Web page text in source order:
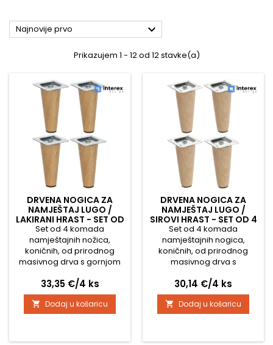
Najnovije prvo 
Prikazujem 1 - 12 od 12 stavke(a)
DRVENA NOGICA ZA
NAMJEŠTAJ LUGO /
LAKIRANI HRAST - SET OD
4 KOMADA
Set od 4 komada
namještajnih nožica,
koničnih, od prirodnog
masivnog drva s gornjom
donjom dimenzijom od 25
mm Dimenzija gornje
pločice za pričvršćivanje je
45 x 45 mm Nožica je
nije ju potrebno dodatno
Cijena
33,35 €/4 ks
 Dodaj u košaricu
DRVENA NOGICA ZA
NAMJEŠTAJ LUGO /
SIROVI HRAST - SET OD 4
KOMADA
Set od 4 komada
namještajnih nogica,
koničnih, od prirodnog
masivnog drva s
dijelu 45 mm i donjem
dijelu 25 mm Dimenzija
gornje pločice za
pričvršćivanje je 45 x 45
površinske obrade, stoga
Cijena
30,14 €/4 ks
 Dodaj u košaricu